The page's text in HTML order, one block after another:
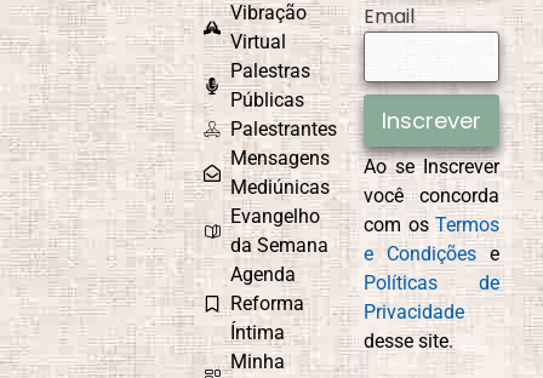
Vibração
Virtual
Palestras
Públicas
Palestrantes
Mensagens
Mediúnicas
Evangelho
da Semana
Agenda
Reforma
Íntima
Minha
Email
Inscrever
Ao se Inscrever
você concorda
com osTermos
e Condições e
Políticas de
Privacidade
desse site.